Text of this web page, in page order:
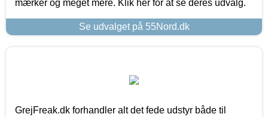
mærker og meget mere. Klik her for at se deres udvalg.
Se udvalget på 55Nord.dk
GrejFreak.dk forhandler alt det fede udstyr både til